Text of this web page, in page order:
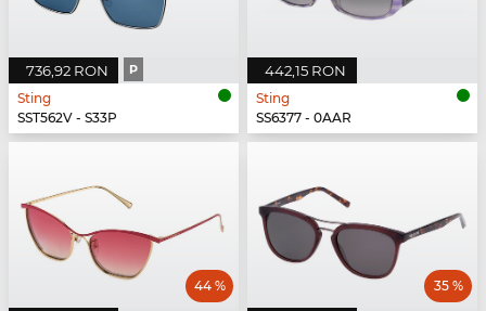
736,92 RON P
Sting
SST562V - S33P
442,15 RON
Sting
SS6377 - 0AAR
44 % 35 %